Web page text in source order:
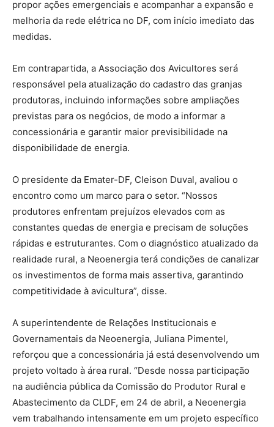
propor ações emergenciais e acompanhar a expansão e
melhoria da rede elétrica no DF, com início imediato das
medidas.
Em contrapartida, a Associação dos Avicultores será
responsável pela atualização do cadastro das granjas
produtoras, incluindo informações sobre ampliações
previstas para os negócios, de modo a informar a
concessionária e garantir maior previsibilidade na
disponibilidade de energia.
O presidente da Emater-DF, Cleison Duval, avaliou o
encontro como um marco para o setor. “Nossos
produtores enfrentam prejuízos elevados com as
constantes quedas de energia e precisam de soluções
rápidas e estruturantes. Com o diagnóstico atualizado da
realidade rural, a Neoenergia terá condições de canalizar
os investimentos de forma mais assertiva, garantindo
competitividade à avicultura”, disse.
A superintendente de Relações Institucionais e
Governamentais da Neoenergia, Juliana Pimentel,
reforçou que a concessionária já está desenvolvendo um
projeto voltado à área rural. “Desde nossa participação
na audiência pública da Comissão do Produtor Rural e
Abastecimento da CLDF, em 24 de abril, a Neoenergia
vem trabalhando intensamente em um projeto específico